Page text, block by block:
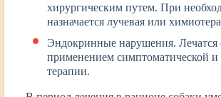
хирургическим путем. При
назначается лучевая или
Эндокринные нарушения. Лечатся
применением симптоматической и
терапии.